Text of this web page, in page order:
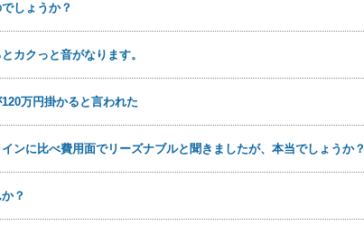
しょうか？
カクっと音がなります。
万円掛かると言われた
ンに比べ費用面でリーズナブルと聞きましたが、本当でしょうか？
？